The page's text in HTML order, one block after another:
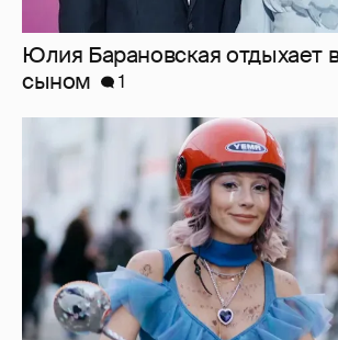
Юлия Барановская отдыхает
сыном
1